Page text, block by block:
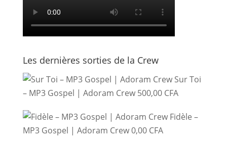
Les dernières sorties de la Crew
Sur Toi
– MP3 Gospel | Adoram Crew 500,00 CFA
Fidèle –
MP3 Gospel | Adoram Crew0,00 CFA